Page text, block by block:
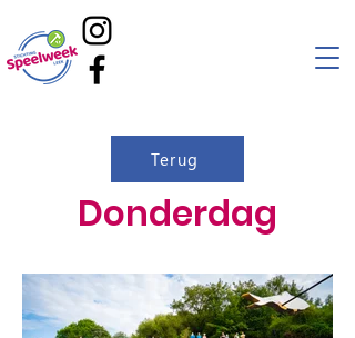
Terug
Donderdag